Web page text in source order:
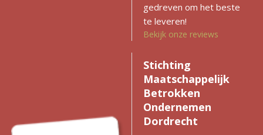
gedreven om het beste
te leveren!
Bekijk onze reviews
Stichting
Maatschappelijk
Betrokken
Ondernemen
Dordrecht